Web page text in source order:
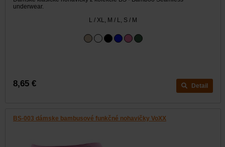
underwear.
L / XL, M / L, S / M
8,65 € Detail
BS-003 dámske bambusové funkčné nohavičky VoXX